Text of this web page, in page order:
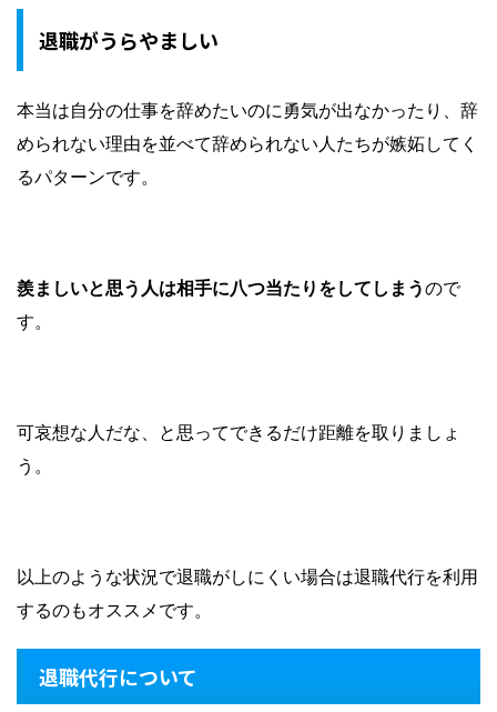
退職がうらやましい
本当は自分の仕事を辞めたいのに勇気が出なかったり、辞
められない理由を並べて辞められない人たちが嫉妬してく
るパターンです。
羨ましいと思う人は相手に八つ当たりをしてしまうので
す。
可哀想な人だな、と思ってできるだけ距離を取りましょ
う。
以上のような状況で退職がしにくい場合は退職代行を利用
するのもオススメです。
退職代行について